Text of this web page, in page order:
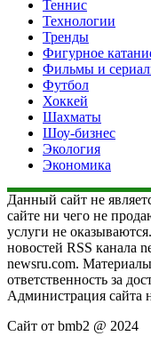
Теннис
Технологии
Тренды
Фигурное
Фильмы и
Футбол
Хоккей
Шахматы
Шоу-бизнес
Экология
Экономика
Данный сайт не
сайте ни чего не
услуги не
новостей RSS канала
newsru.com.
ответственность за
Администрация сайта
Сайт от bmb2 @ 2024